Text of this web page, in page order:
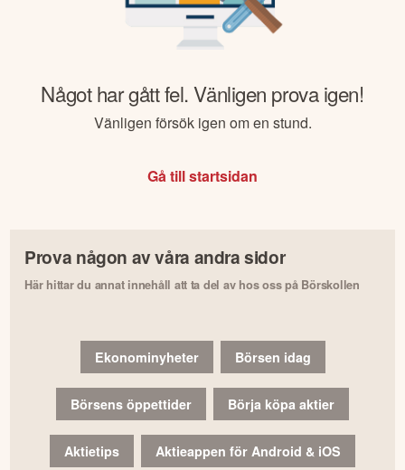
Något har gått fel. Vänligen prova igen!
Vänligen försök igen om en stund.
Gå till startsidan
Prova någon av våra andra sidor
Här hittar du annat innehåll att ta del av hos oss på Börskollen
Ekonominyheter Börsen idag
Börsens öppettider Börja köpa aktier
Aktietips Aktieappen för Android & iOS